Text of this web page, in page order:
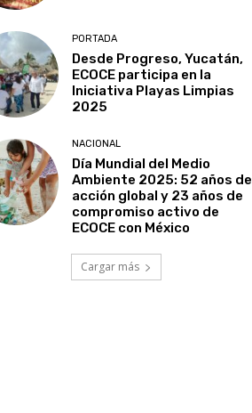
PORTADA
Desde Progreso, Yucatán,
ECOCE participa en la
Iniciativa Playas Limpias
2025
NACIONAL
Día Mundial del Medio
Ambiente 2025: 52 años de
acción global y 23 años de
compromiso activo de
ECOCE con México
Cargar más